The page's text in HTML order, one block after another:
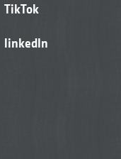
TikTok
linkedIn